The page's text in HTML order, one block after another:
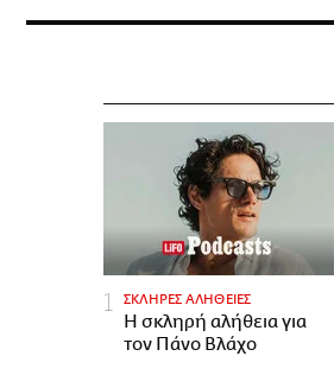
ΣΚΛΗΡΕΣ ΑΛΗΘΕΙΕΣ
H σκληρή αλήθεια για
τον Πάνο Βλάχο